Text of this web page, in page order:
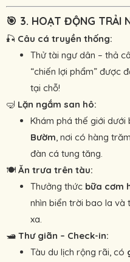
🎯 3. HOẠT ĐỘNG TRẢI
🎣 Câu cá truyền thống:
Thử tài ngư dân – thả
“chiến lợi phẩm” được
tại chỗ!
🤿 Lặn ngắm san hô:
Khám phá thế giới dưới
Bườm, nơi có hàng
đàn cá tung tăng.
🍽 Ăn trưa trên tàu:
Thưởng thức bữa cơm
nhìn biển trời bao la và
xa.
🛥 Thư giãn – Check-in:
Tàu du lịch rộng rãi, có